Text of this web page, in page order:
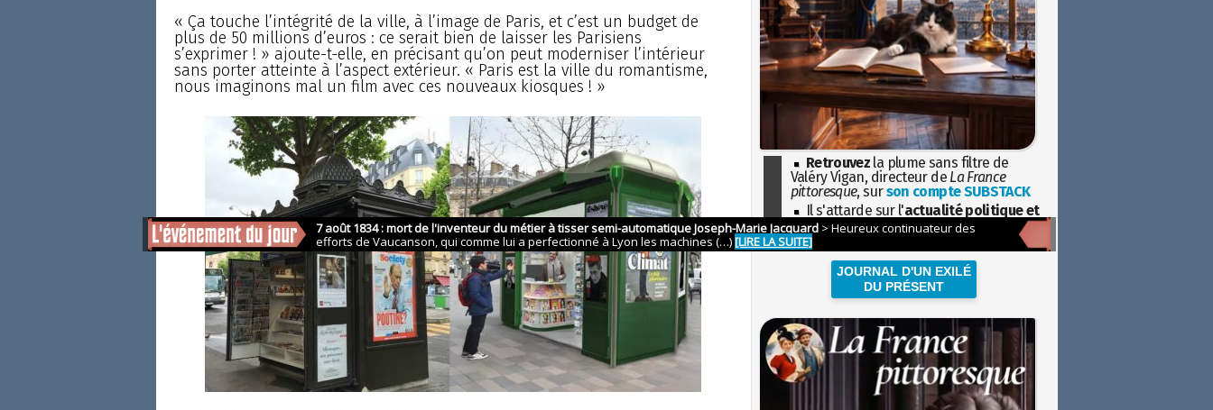
« Ça touche l’intégrité de la ville, à l’image de Paris, et c’est un budget de
plus de 50 millions d’euros : ce serait bien de laisser les Parisiens
s’exprimer ! » ajoute-t-elle, en précisant qu’on peut moderniser l’intérieur
sans porter atteinte à l’aspect extérieur. « Paris est la ville du romantisme,
nous imaginons mal un film avec ces nouveaux kiosques ! »
Retrouvez la plume sans filtre de
Valéry Vigan, directeur de La France
pittoresque, surson compte SUBSTACK
Il s'attarde sur l'actualité politique et
sociétaleavec la hauteur de vue de
l'Histoire
JOURNAL D'UN EXILÉ
DU PRÉSENT